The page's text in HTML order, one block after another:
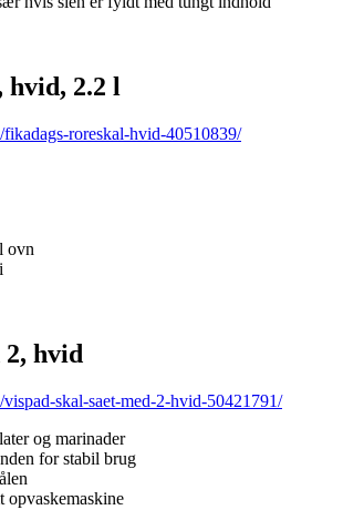
hvid, 2.2 l
roreskal-hvid-40510839/
ovn
hvid
skal-saet-med-2-hvid-50421791/
og marinader
for stabil brug
opvaskemaskine